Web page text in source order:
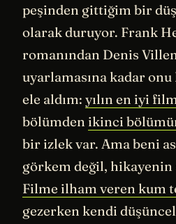
peşinden gittiğim bir
olarak duruyor. Frank
romanından Denis
uyarlamasına kadar
ele aldım: yılın en iyi
bölümden ikinci
bir izlek var. Ama beni
görkem değil,
Filme ilham veren kum
gezerken kendi